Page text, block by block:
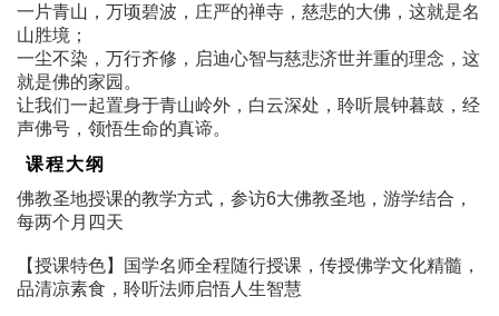
一片青山，万顷碧波，庄严的禅寺，慈悲的大佛，这就是名
山胜境；
一尘不染，万行齐修，启迪心智与慈悲济世并重的理念，这
就是佛的家园。
让我们一起置身于青山岭外，白云深处，聆听晨钟暮鼓，经
声佛号，领悟生命的真谛。
课程大纲
佛教圣地授课的教学方式，参访6大佛教圣地，游学结合，
每两个月四天
【授课特色】国学名师全程随行授课，传授佛学文化精髓，
品清凉素食，聆听法师启悟人生智慧